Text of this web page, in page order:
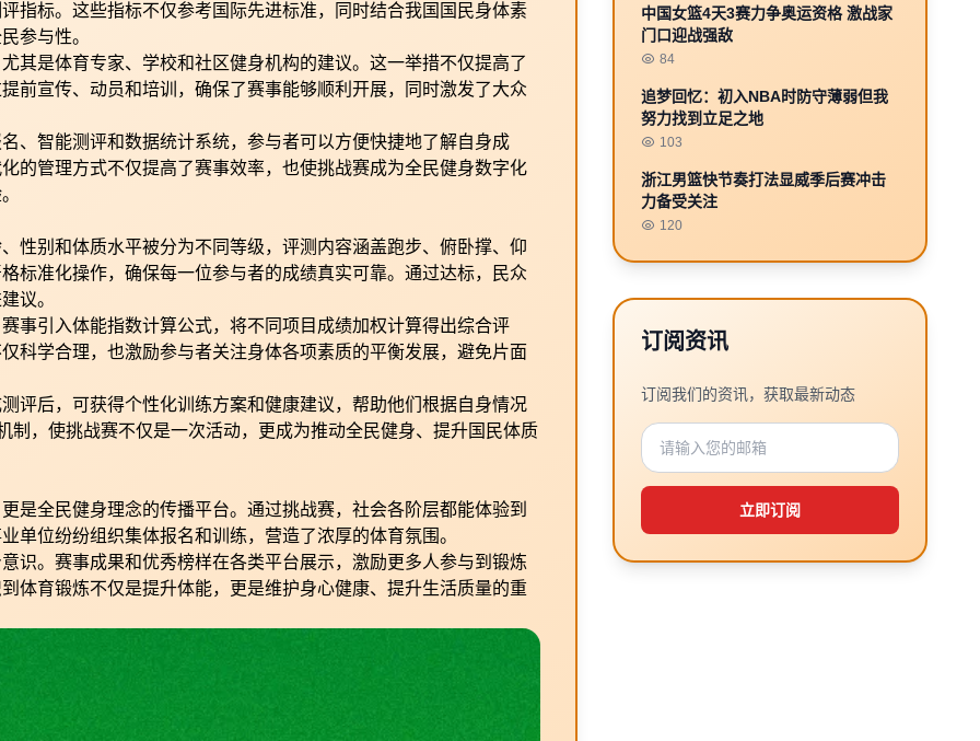
指标。这些指标不仅参考国际先进标准，同时结合我国国民身体素
参与性。
其是体育专家、学校和社区健身机构的建议。这一举措不仅提高了
前宣传、动员和培训，确保了赛事能够顺利开展，同时激发了大众
、智能测评和数据统计系统，参与者可以方便快捷地了解自身成
的管理方式不仅提高了赛事效率，也使挑战赛成为全民健身数字化
性别和体质水平被分为不同等级，评测内容涵盖跑步、俯卧撑、仰
标准化操作，确保每一位参与者的成绩真实可靠。通过达标，民众
议。
事引入体能指数计算公式，将不同项目成绩加权计算得出综合评
科学合理，也激励参与者关注身体各项素质的平衡发展，避免片面
评后，可获得个性化训练方案和健康建议，帮助他们根据自身情况
，使挑战赛不仅是一次活动，更成为推动全民健身、提升国民体质
是全民健身理念的传播平台。通过挑战赛，社会各阶层都能体验到
单位纷纷组织集体报名和训练，营造了浓厚的体育氛围。
识。赛事成果和优秀榜样在各类平台展示，激励更多人参与到锻炼
体育锻炼不仅是提升体能，更是维护身心健康、提升生活质量的重
中国女篮4天3赛力争奥运资格 激战家
门口迎战强敌
84
追梦回忆：初入NBA时防守薄弱但我
努力找到立足之地
103
浙江男篮快节奏打法显威季后赛冲击
力备受关注
120
订阅资讯
订阅我们的资讯，获取最新动态
立即订阅